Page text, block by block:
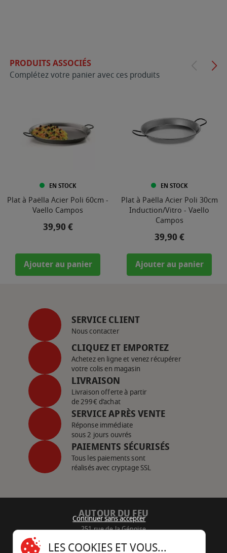
PRODUITS ASSOCIÉS
Complétez votre panier avec ces produits
EN STOCK
Plat à Paëlla Acier Poli 60cm -
Vaello Campos
Prix
39,90 €
Ajouter au panier
EN STOCK
Plat à Paëlla Acier Poli 30cm
Induction/Vitro - Vaello
Campos
Prix
39,90 €
Ajouter au panier
SERVICE CLIENT
Nous contacter
CLIQUEZ ET EMPORTEZ
Achetez en ligne et venez récupérer
votre colis en magasin
LIVRAISON
Livraison offerte à partir
de 299€ d’achat
SERVICE APRÈS VENTE
Réponse immédiate
sous 2 jours ouvrés
PAIEMENTS SÉCURISÉS
Tous les paiements sont
réalisés avec cryptage SSL
AUTOUR DU FEU
251 rue de la Génoise
Continuer sans accepter
LES COOKIES ET VOUS...